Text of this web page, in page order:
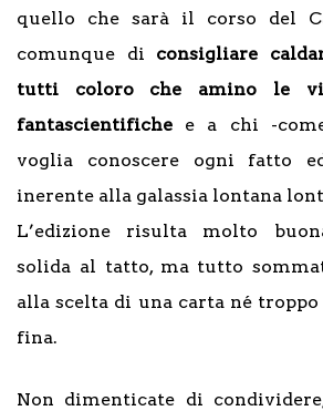
quello che sarà il corso del
comunque di consigliare
tutti coloro che amino le
fantascientifiche e a chi -
voglia conoscere ogni fatto
inerente alla galassia lontana
L’edizione risulta molto
solida al tatto, ma tutto
alla scelta di una carta né troppo
fina.
Non dimenticate di